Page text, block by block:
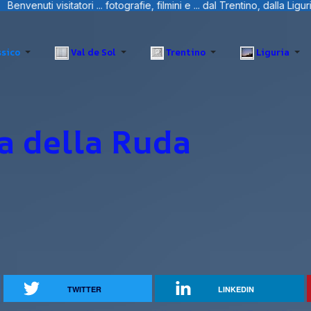
filmini e ... dal Trentino, dalla Liguria e Sardegna.
Val de Sol Trentino Liguria
della Ruda
TWITTER LINKEDIN